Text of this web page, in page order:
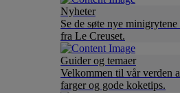
Nyheter
Se de søte nye
fra Le Creuset.
Guider og temaer
Velkommen til vår verden
farger og gode koketips.